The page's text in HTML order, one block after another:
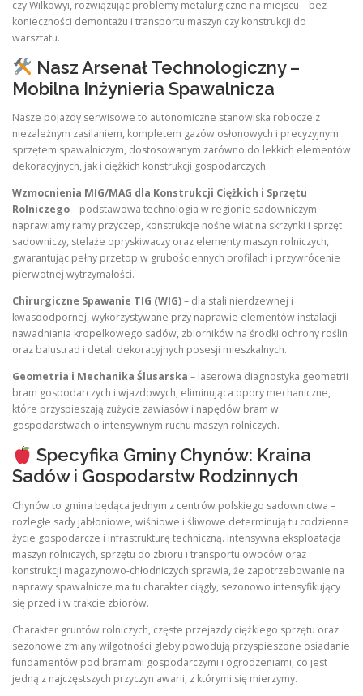
czy Wilkowyi, rozwiązując problemy metalurgiczne na miejscu – bez
konieczności demontażu i transportu maszyn czy konstrukcji do
warsztatu.
Nasz Arsenał Technologiczny –
Mobilna Inżynieria Spawalnicza
Nasze pojazdy serwisowe to autonomiczne stanowiska robocze z
niezależnym zasilaniem, kompletem gazów osłonowych i precyzyjnym
sprzętem spawalniczym, dostosowanym zarówno do lekkich elementów
dekoracyjnych, jak i ciężkich konstrukcji gospodarczych.
Wzmocnienia MIG/MAG dla Konstrukcji Ciężkich i Sprzętu
Rolniczego– podstawowa technologia w regionie sadowniczym:
naprawiamy ramy przyczep, konstrukcje nośne wiat na skrzynki i sprzęt
sadowniczy, stelaże opryskiwaczy oraz elementy maszyn rolniczych,
gwarantując pełny przetop w grubościennych profilach i przywrócenie
pierwotnej wytrzymałości.
Chirurgiczne Spawanie TIG (WIG)– dla stali nierdzewnej i
kwasoodpornej, wykorzystywane przy naprawie elementów instalacji
nawadniania kropelkowego sadów, zbiorników na środki ochrony roślin
oraz balustrad i detali dekoracyjnych posesji mieszkalnych.
Geometria i Mechanika Ślusarska – laserowa diagnostyka geometrii
bram gospodarczych i wjazdowych, eliminująca opory mechaniczne,
które przyspieszają zużycie zawiasów i napędów bram w
gospodarstwach o intensywnym ruchu maszyn rolniczych.
Specyfika Gminy Chynów: Kraina
Sadów i Gospodarstw Rodzinnych
Chynów to gmina będąca jednym z centrów polskiego sadownictwa –
rozległe sady jabłoniowe, wiśniowe i śliwowe determinują tu codzienne
życie gospodarcze i infrastrukturę techniczną. Intensywna eksploatacja
maszyn rolniczych, sprzętu do zbioru i transportu owoców oraz
konstrukcji magazynowo-chłodniczych sprawia, że zapotrzebowanie na
naprawy spawalnicze ma tu charakter ciągły, sezonowo intensyfikujący
się przed i w trakcie zbiorów.
Charakter gruntów rolniczych, częste przejazdy ciężkiego sprzętu oraz
sezonowe zmiany wilgotności gleby powodują przyspieszone osiadanie
fundamentów pod bramami gospodarczymi i ogrodzeniami, co jest
jedną z najczęstszych przyczyn awarii, z którymi się mierzymy.